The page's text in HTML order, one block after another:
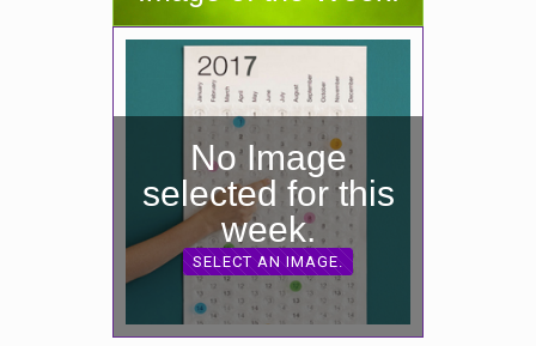
No Image
selected for this
week.
SELECT AN IMAGE.